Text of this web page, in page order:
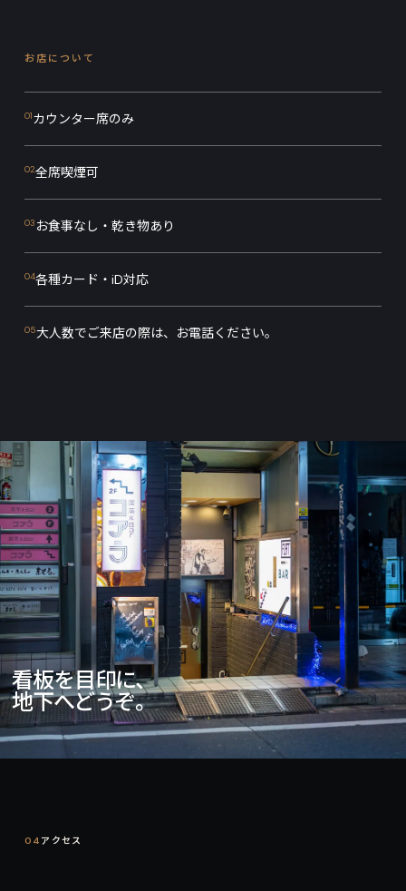
お店について
01カウンター席のみ
02全席喫煙可
03 お食事なし・乾き物あり
04各種カード・iD対応
05大人数でご来店の際は、お電話ください。
看板を目印に、
地下へどうぞ。
04 アクセス